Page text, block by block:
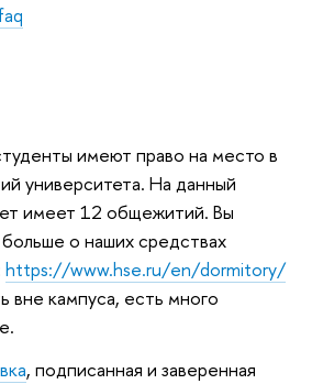
имеют право на место в
университета. На данный
имеет 12 общежитий. Вы
о наших средствах
https://www.hse.ru/en/dormitory/
вне кампуса, есть много
, подписанная и заверенная